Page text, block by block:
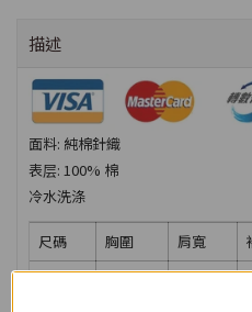
描述
面料: 純棉針織
表层: 100% 棉
冷水洗涤
尺碼 胸圍 肩寬
M
102cm 47cm